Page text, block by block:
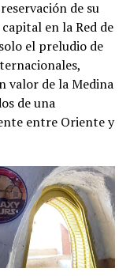
de su
en la Red de
el preludio de
valor de la Medina
de una
entre Oriente y